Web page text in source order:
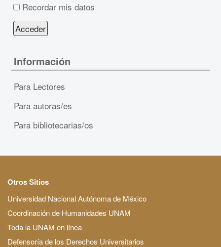
Recordar mis datos
Información
Para Lectores
Para autoras/es
Para bibliotecarias/os
Otros Sitios
Universidad Nacional Autónoma de México
Coordinación de Humanidades UNAM
Toda la UNAM en línea
Defensoría de los Derechos Universitarios